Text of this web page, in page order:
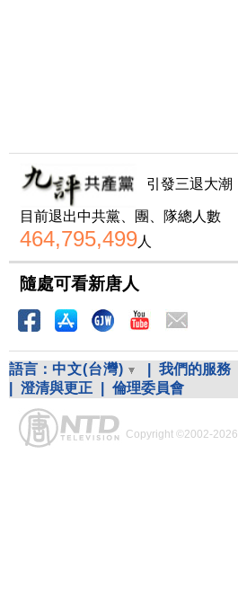
引發三退大潮
目前退出中共黨、團、隊總人數
464,795,499人
隨處可看新唐人
語言： 中文(台灣) 我們的服務
澄清與更正 倫理委員會
Copyright ©2002-2026